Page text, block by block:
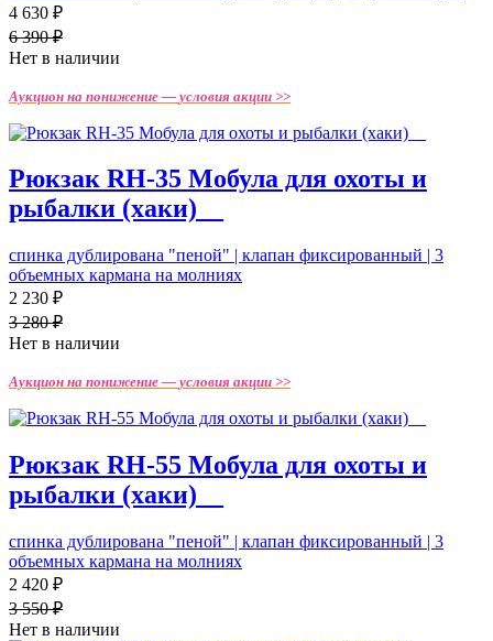
4 630 ₽
6 390 ₽
Нет в наличии
Аукцион на понижение — условия акции >>
Рюкзак RH-35 Мобула для охоты и
рыбалки (хаки)__
спинка дублирована "пеной" | клапан фиксированный | 3
объемных кармана на молниях
2 230 ₽
3 280 ₽
Нет в наличии
Аукцион на понижение — условия акции >>
Рюкзак RH-55 Мобула для охоты и
рыбалки (хаки)__
спинка дублирована "пеной" | клапан фиксированный | 3
объемных кармана на молниях
2 420 ₽
3 550 ₽
Нет в наличии